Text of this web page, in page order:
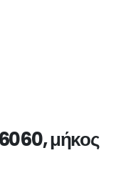
μήκος